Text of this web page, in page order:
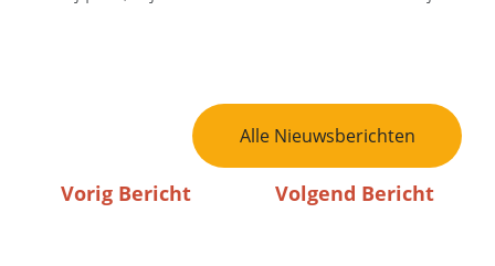
Bericht Navigatie
Alle Nieuwsberichten
Vorig Bericht Volgend Bericht